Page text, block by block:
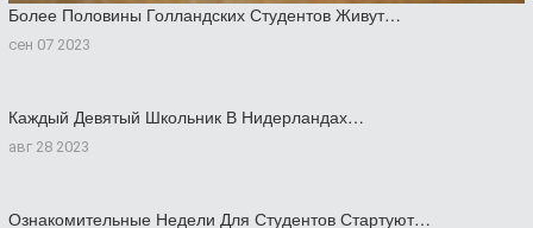
Более Половины Голландских Студентов Живут…
сен 07 2023
Каждый Девятый Школьник В Нидерландах…
авг 28 2023
Ознакомительные Недели Для Студентов Стартуют…